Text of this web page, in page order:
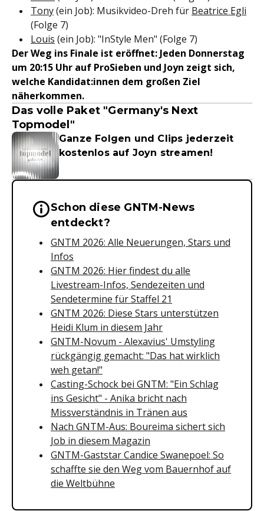
Tony(ein Job): Musikvideo-Dreh für Beatrice Egli
(Folge 7)
Louis (ein Job): "InStyle Men" (Folge 7)
Der Weg ins Finale ist eröffnet: Jeden Donnerstag
um 20:15 Uhr auf ProSieben und Joyn zeigt sich,
welche Kandidat:innen dem großen Ziel
näherkommen.
Das volle Paket "Germany's Next
Topmodel"
Ganze Folgen und Clips jederzeit
kostenlos auf Joyn streamen!
Wichtige Hinweise &
Schon diese GNTM-News
entdeckt?
GNTM 2026: Alle Neuerungen, Stars und
Infos
GNTM 2026: Hier findest du alle
Livestream-Infos, Sendezeiten und
Sendetermine für Staffel 21
GNTM 2026: Diese Stars unterstützen
Heidi Klum in diesem Jahr
GNTM-Novum - Alexavius' Umstyling
rückgängig gemacht: "Das hat wirklich
weh getan!"
Casting-Schock bei GNTM: "Ein Schlag
ins Gesicht" - Anika bricht nach
Missverständnis in Tränen aus
Nach GNTM-Aus: Boureima sichert sich
Job in diesem Magazin
GNTM-Gaststar Candice Swanepoel: So
schaffte sie den Weg vom Bauernhof auf
die Weltbühne